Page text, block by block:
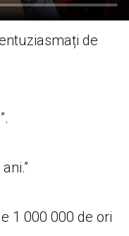
de
1 000 000 de ori